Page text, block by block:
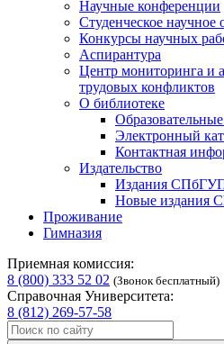
Научные конференции
Студенческое научное
Конкурсы научных
Аспирантура
Центр мониторинга и
трудовых конфликтов
О библиотеке
Электронный
Контактная
Издательство
Издания
Новые издания
Проживание
Гимназия
Приемная комиссия:
8 (800) 333 52 02 (Звонок бесплатный)
Справочная Университета:
8 (812) 269-57-58